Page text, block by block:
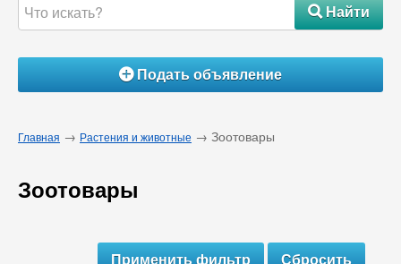
#Найти
ÁПодать объявление
Главная → Растения и животные → Зоотовары
Зоотовары